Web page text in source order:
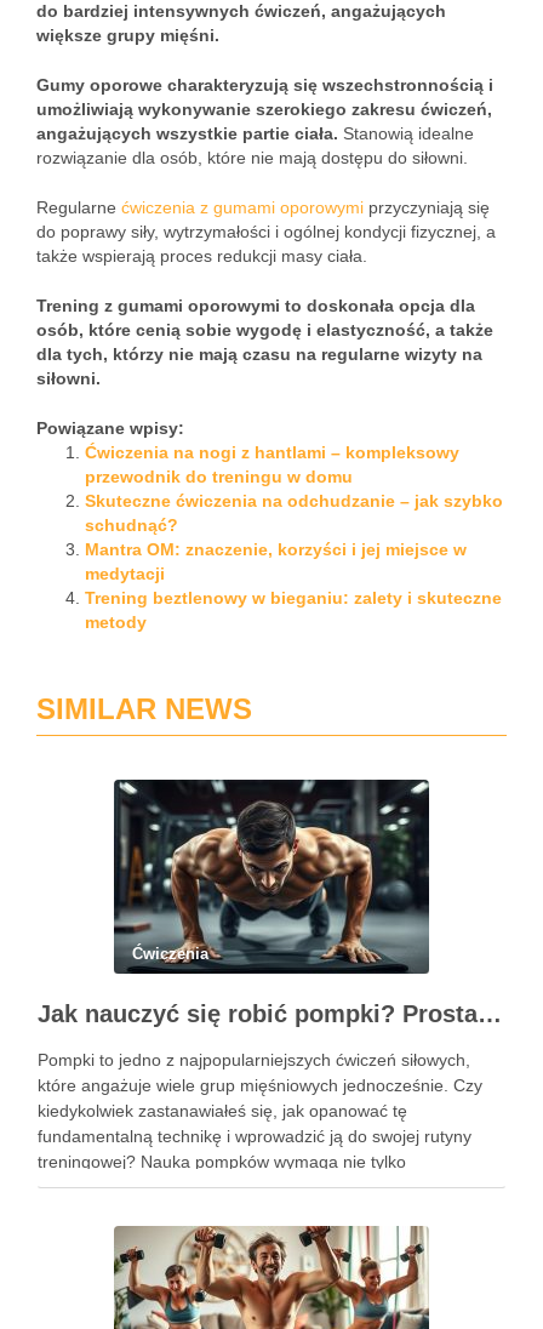
do bardziej intensywnych ćwiczeń, angażujących
większe grupy mięśni.
Gumy oporowe charakteryzują się wszechstronnością i
umożliwiają wykonywanie szerokiego zakresu ćwiczeń,
angażujących wszystkie partie ciała. Stanowią idealne
rozwiązanie dla osób, które nie mają dostępu do siłowni.
Regularne ćwiczenia z gumami oporowymi przyczyniają się
do poprawy siły, wytrzymałości i ogólnej kondycji fizycznej, a
także wspierają proces redukcji masy ciała.
Trening z gumami oporowymi to doskonała opcja dla
osób, które cenią sobie wygodę i elastyczność, a także
dla tych, którzy nie mają czasu na regularne wizyty na
siłowni.
Powiązane wpisy:
Ćwiczenia na nogi z hantlami – kompleksowy
przewodnik do treningu w domu
Skuteczne ćwiczenia na odchudzanie – jak szybko
schudnąć?
Mantra OM: znaczenie, korzyści i jej miejsce w
medytacji
Trening beztlenowy w bieganiu: zalety i skuteczne
metody
SIMILAR NEWS
Ćwiczenia
Jak nauczyć się robić pompki? Prosta technika dla początkujących
Pompki to jedno z najpopularniejszych ćwiczeń siłowych,
które angażuje wiele grup mięśniowych jednocześnie. Czy
kiedykolwiek zastanawiałeś się, jak opanować tę
fundamentalną technikę i wprowadzić ją do swojej rutyny
treningowej? Nauka pompków wymaga nie tylko
determinacji, ale także zrozumienia poprawnej formy i